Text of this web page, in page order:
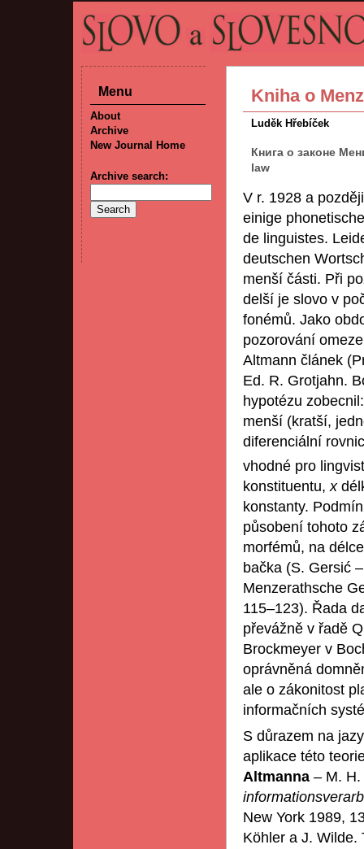
Kniha o
Luděk Hřebíček
Книга о законе
law
V r. 1928 a
einige
de linguistes.
deutschen
menší části. Při
delší je slovo v
fonémů. Jako
pozorování
Altmann článek
Ed. R. Grotjahn.
hypotézu
menší (kratší,
diferenciální
vhodné pro
konstituentu,x
konstanty.
působení tohoto
morfémů, na
bačka (S. Gersić
Menzerathsche
115–123). Řada
převážně v řadě
Brockmeyer v
oprávněná
ale o zákonitost
informačních
S důrazem na
aplikace této
Altmanna – M. H.
New York 1989,
Köhler a J. Wilde.
Menu
About
Archive
New Journal Home
Archive search: